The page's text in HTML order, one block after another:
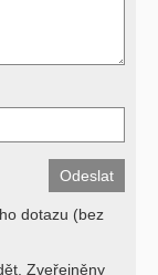
dotazu (bez
Zveřejněny